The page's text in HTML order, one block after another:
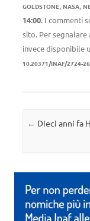
GOLDSTONE, NASA,
14:00. I commenti
sito. Per
invece disponibile
10.20371/INAF/2724-
Navigazione
← Dieci anni fa